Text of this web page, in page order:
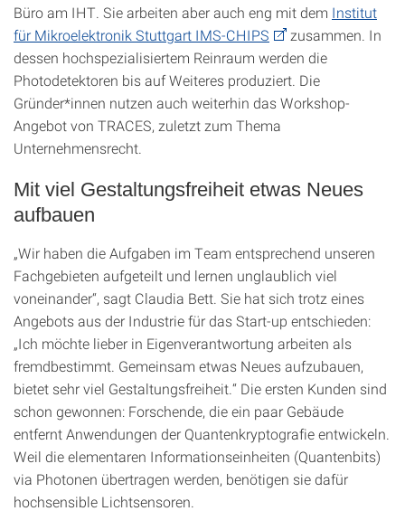
Büro am IHT. Sie arbeiten aber auch eng mit dem Institut
für Mikroelektronik Stuttgart IMS-CHIPS
zusammen. In
dessen hochspezialisiertem Reinraum werden die
Photodetektoren bis auf Weiteres produziert. Die
Gründer*innen nutzen auch weiterhin das Workshop-
Angebot von TRACES, zuletzt zum Thema
Unternehmensrecht.
Mit viel Gestaltungsfreiheit etwas Neues
aufbauen
„Wir haben die Aufgaben im Team entsprechend unseren
Fachgebieten aufgeteilt und lernen unglaublich viel
voneinander“, sagt Claudia Bett. Sie hat sich trotz eines
Angebots aus der Industrie für das Start-up entschieden:
„Ich möchte lieber in Eigenverantwortung arbeiten als
fremdbestimmt. Gemeinsam etwas Neues aufzubauen,
bietet sehr viel Gestaltungsfreiheit.“ Die ersten Kunden sind
schon gewonnen: Forschende, die ein paar Gebäude
entfernt Anwendungen der Quantenkryptografie entwickeln.
Weil die elementaren Informationseinheiten (Quantenbits)
via Photonen übertragen werden, benötigen sie dafür
hochsensible Lichtsensoren.